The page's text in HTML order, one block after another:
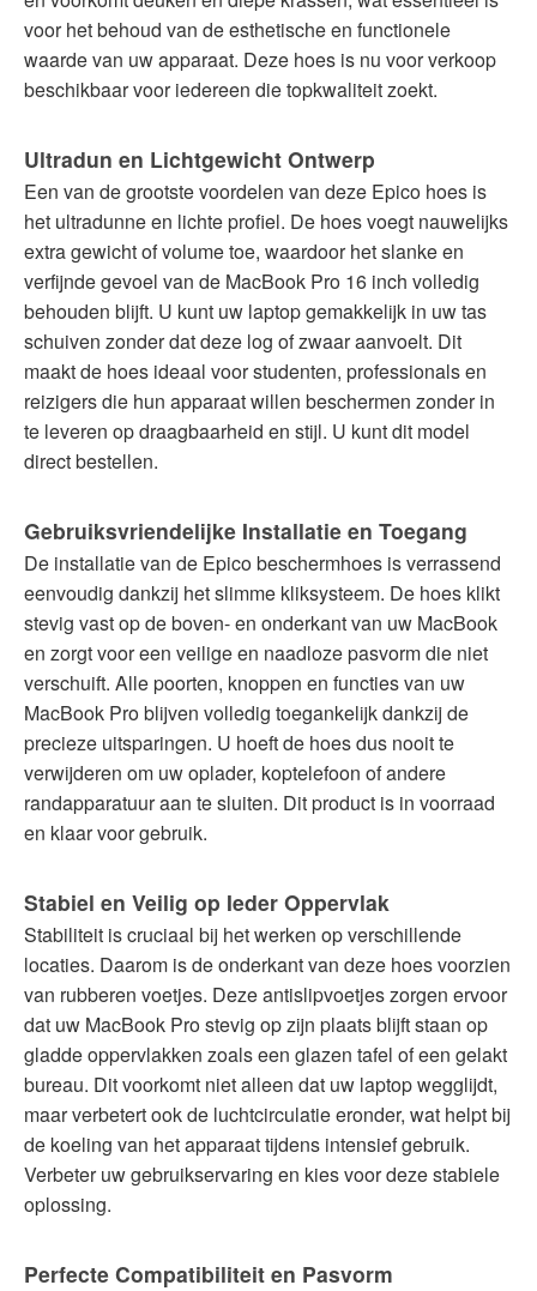
voor het behoud van de esthetische en functionele
waarde van uw apparaat. Deze hoes is nu voor verkoop
beschikbaar voor iedereen die topkwaliteit zoekt.
Ultradun en Lichtgewicht Ontwerp
Een van de grootste voordelen van deze Epico hoes is
het ultradunne en lichte profiel. De hoes voegt nauwelijks
extra gewicht of volume toe, waardoor het slanke en
verfijnde gevoel van de MacBook Pro 16 inch volledig
behouden blijft. U kunt uw laptop gemakkelijk in uw tas
schuiven zonder dat deze log of zwaar aanvoelt. Dit
maakt de hoes ideaal voor studenten, professionals en
reizigers die hun apparaat willen beschermen zonder in
te leveren op draagbaarheid en stijl. U kunt dit model
direct bestellen.
Gebruiksvriendelijke Installatie en Toegang
De installatie van de Epico beschermhoes is verrassend
eenvoudig dankzij het slimme kliksysteem. De hoes klikt
stevig vast op de boven- en onderkant van uw MacBook
en zorgt voor een veilige en naadloze pasvorm die niet
verschuift. Alle poorten, knoppen en functies van uw
MacBook Pro blijven volledig toegankelijk dankzij de
precieze uitsparingen. U hoeft de hoes dus nooit te
verwijderen om uw oplader, koptelefoon of andere
randapparatuur aan te sluiten. Dit product is in voorraad
en klaar voor gebruik.
Stabiel en Veilig op Ieder Oppervlak
Stabiliteit is cruciaal bij het werken op verschillende
locaties. Daarom is de onderkant van deze hoes voorzien
van rubberen voetjes. Deze antislipvoetjes zorgen ervoor
dat uw MacBook Pro stevig op zijn plaats blijft staan op
gladde oppervlakken zoals een glazen tafel of een gelakt
bureau. Dit voorkomt niet alleen dat uw laptop wegglijdt,
maar verbetert ook de luchtcirculatie eronder, wat helpt bij
de koeling van het apparaat tijdens intensief gebruik.
Verbeter uw gebruikservaring en kies voor deze stabiele
oplossing.
Perfecte Compatibiliteit en Pasvorm